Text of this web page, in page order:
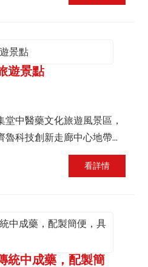
遊景點
中醫藥文化旅遊風景區，
科技創新走廊中心地帶，
區、中國（山東）自貿試驗
保護與高品質發展三大國家
千上萬的遊客前來參觀遊
看詳情
統中成藥，配製簡